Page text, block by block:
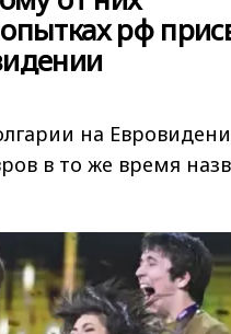
рф
на
в то же время